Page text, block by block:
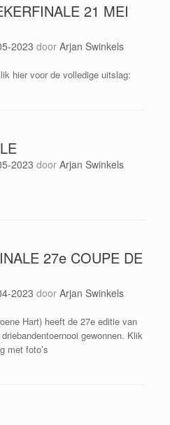
21 MEI
2023 door Arjan Swinkels
hier voor de volledige uitslag:
2023 door Arjan Swinkels
27e COUPE DE
2023 door Arjan Swinkels
Hart) heeft de 27e editie van
gewonnen. Klik
met foto’s